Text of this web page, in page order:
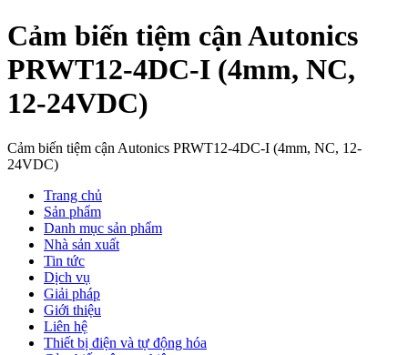
Cảm biến tiệm cận Autonics
PRWT12-4DC-I (4mm, NC,
12-24VDC)
Cảm biến tiệm cận Autonics PRWT12-4DC-I (4mm, NC, 12-
24VDC)
Trang chủ
Sản phẩm
Danh mục sản phẩm
Nhà sản xuất
Tin tức
Dịch vụ
Giải pháp
Giới thiệu
Liên hệ
Thiết bị điện và tự động hóa